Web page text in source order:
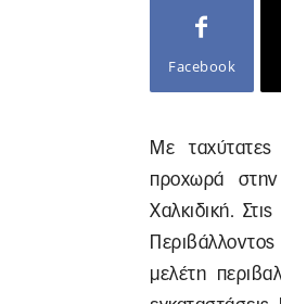
Facebook
Με
προχωρά
Χαλκιδική.
μελέτη